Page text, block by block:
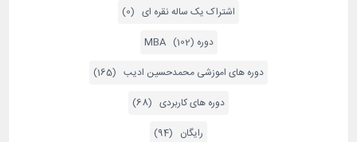
اشتراک یک ساله نقره ای (0)
دوره MBA (102)
دوره های اموزشی محمدحسین ادیب (165)
دوره های کاربردی (68)
رایگان (94)